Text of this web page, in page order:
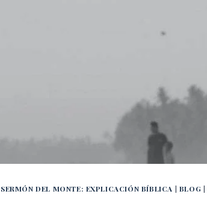
SERMÓN DEL MONTE: EXPLICACIÓN BÍBLICA | BLOG |